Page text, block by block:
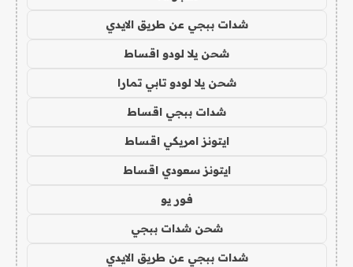
شدات ببجي عن طريق الايدي
شحن يلا لودو اقساط
شحن يلا لودو تابي تمارا
شدات ببجي اقساط
ايتونز امريكي اقساط
ايتونز سعودي اقساط
فور يو
شحن شدات ببجي
شدات ببجي عن طريق الايدي